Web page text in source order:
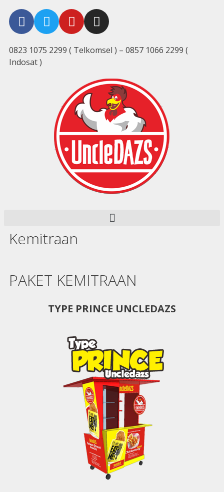
0823 1075 2299 ( Telkomsel ) – 0857 1066 2299 (
Indosat )
Kemitraan
PAKET KEMITRAAN
TYPE PRINCE UNCLEDAZS